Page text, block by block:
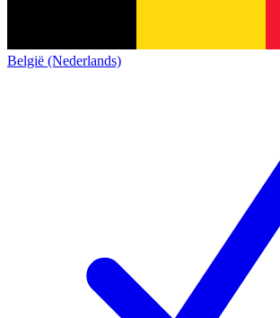
België (Nederlands)